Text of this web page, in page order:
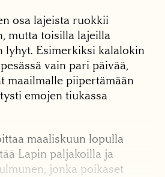
osa lajeista ruokkii
mutta toisilla lajeilla
lyhyt. Esimerkiksi kalalokin
vain pari päivää,
maailmalle piipertämään
emojen tiukassa
maaliskuun lopulla
Lapin paljakoilla ja
jonka poikaset